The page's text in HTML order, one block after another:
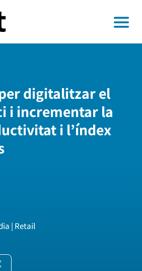
digitalitzar el
i incrementar la
i l’índex
| Retail